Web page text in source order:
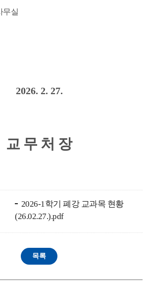
무실
2026. 2. 27.
교 무 처 장
2026-1학기 폐강 교과목 현황
(26.02.27.).pdf